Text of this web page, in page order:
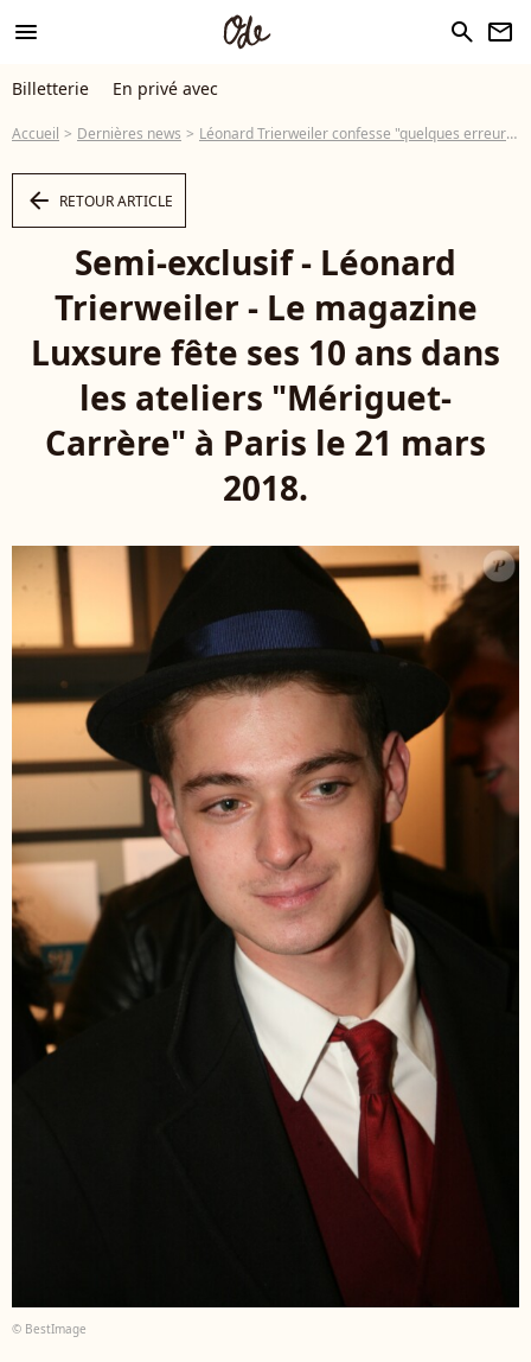
menu search newsletter
Billetterie En privé avec
Accueil Dernières news Léonard Trierweiler confesse "quelques erreurs de jeunesse" après sa garde à vue
arrow_left RETOUR ARTICLE
Semi-exclusif - Léonard
Trierweiler - Le magazine
Luxsure fête ses 10 ans dans
les ateliers "Mériguet-
Carrère" à Paris le 21 mars
2018.
© BestImage